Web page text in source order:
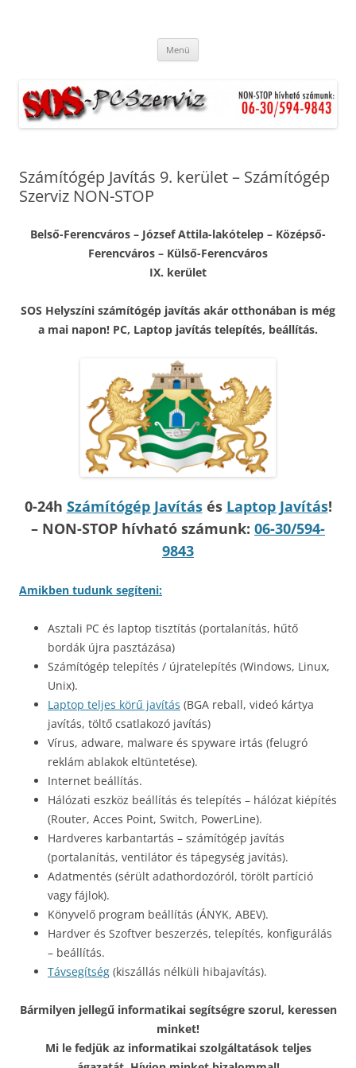
akár otthonában is még a mai
garanciát vállalunk.
Menü
Számítógép Javítás 9. kerület – Számítógép
Szerviz NON-STOP
Belső-Ferencváros – József Attila-lakótelep – Középső-
Ferencváros – Külső-Ferencváros
IX. kerület
SOS Helyszíni számítógép javítás akár otthonában is még
a mai napon! PC, Laptop javítás telepítés, beállítás.
0-24h Számítógép Javításés Laptop Javítás!
– NON-STOP hívható számunk: 06-30/594-
9843
Amikben tudunk segíteni:
Asztali PC és laptop tisztítás (portalanítás, hűtő
bordák újra pasztázása)
Számítógép telepítés / újratelepítés (Windows, Linux,
Unix).
Laptop teljes körű javítás (BGA reball, videó kártya
javítás, töltő csatlakozó javítás)
Vírus, adware, malware és spyware irtás (felugró
reklám ablakok eltüntetése).
Internet beállítás.
Hálózati eszköz beállítás és telepítés – hálózat kiépítés
(Router, Acces Point, Switch, PowerLine).
Hardveres karbantartás – számítógép javítás
(portalanítás, ventilátor és tápegység javítás).
Adatmentés (sérült adathordozóról, törölt partíció
vagy fájlok).
Könyvelő program beállítás (ÁNYK, ABEV).
Hardver és Szoftver beszerzés, telepítés, konfigurálás
– beállítás.
Távsegítség (kiszállás nélküli hibajavítás).
Bármilyen jellegű informatikai segítségre szorul, keressen
minket!
Mi le fedjük az informatikai szolgáltatások teljes